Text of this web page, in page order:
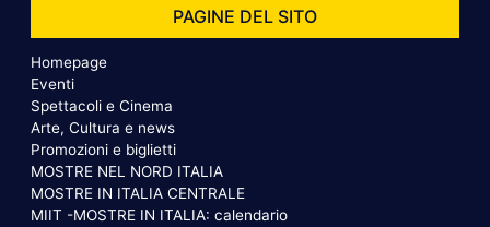
PAGINE DEL SITO
Homepage
Eventi
Spettacoli e Cinema
Arte, Cultura e news
Promozioni e biglietti
MOSTRE NEL NORD ITALIA
MOSTRE IN ITALIA CENTRALE
MIIT -MOSTRE IN ITALIA: calendario